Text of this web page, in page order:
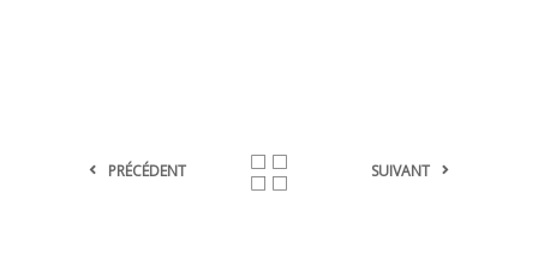
PRÉCÉDENT SUIVANT